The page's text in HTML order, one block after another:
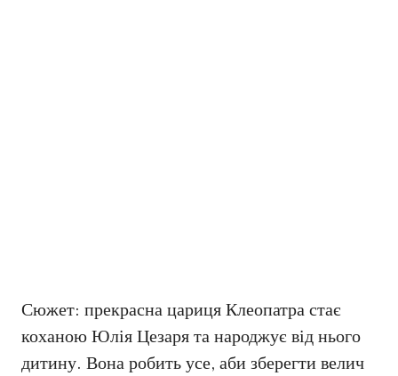
Сюжет: прекрасна цариця Клеопатра стає
коханою Юлія Цезаря та народжує від нього
дитину. Вона робить усе, аби зберегти велич